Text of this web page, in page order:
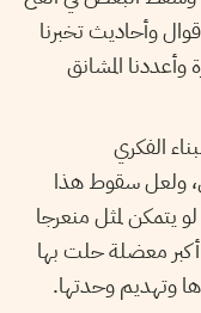
وأحاديث تخبرنا
المشانق
الفكري
ولعل سقوط هذا
يتمكن لمثل منعرجا
أكبر معضلة حلت بها
وتهديم وحدتها.